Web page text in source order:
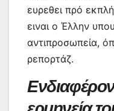
ευρεθει πρό
ειναι ο Έλλην
αντιπροσωπεία,
ρεπορτάζ.